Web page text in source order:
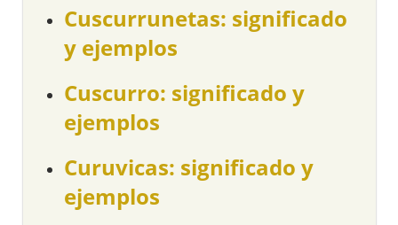
Cuscurrunetas: significado
y ejemplos
Cuscurro: significado y
ejemplos
Curuvicas: significado y
ejemplos